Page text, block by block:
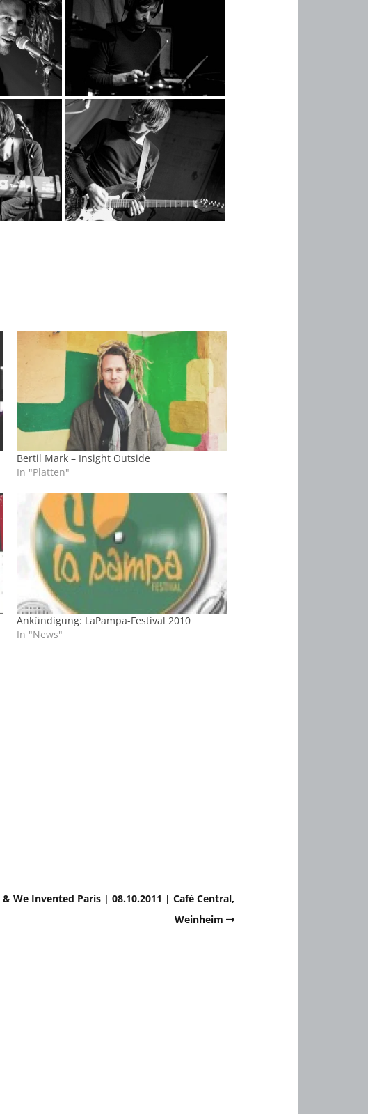
Bertil Mark – Insight Outside
In "Platten"
Ankündigung: LaPampa-Festival 2010
In "News"
We Invented Paris | 08.10.2011 | Café Central,
Weinheim